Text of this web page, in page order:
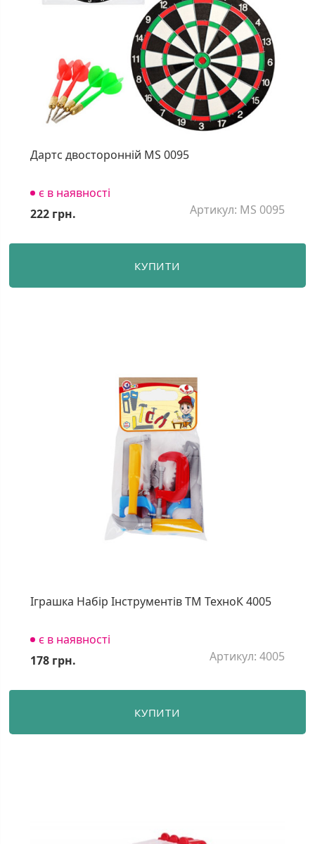
Дартс двосторонній MS 0095
є в наявності
Артикул: MS 0095
222 грн.
КУПИТИ
Іграшка Набір Інструментів ТМ ТехноК 4005
є в наявності
Артикул: 4005
178 грн.
КУПИТИ